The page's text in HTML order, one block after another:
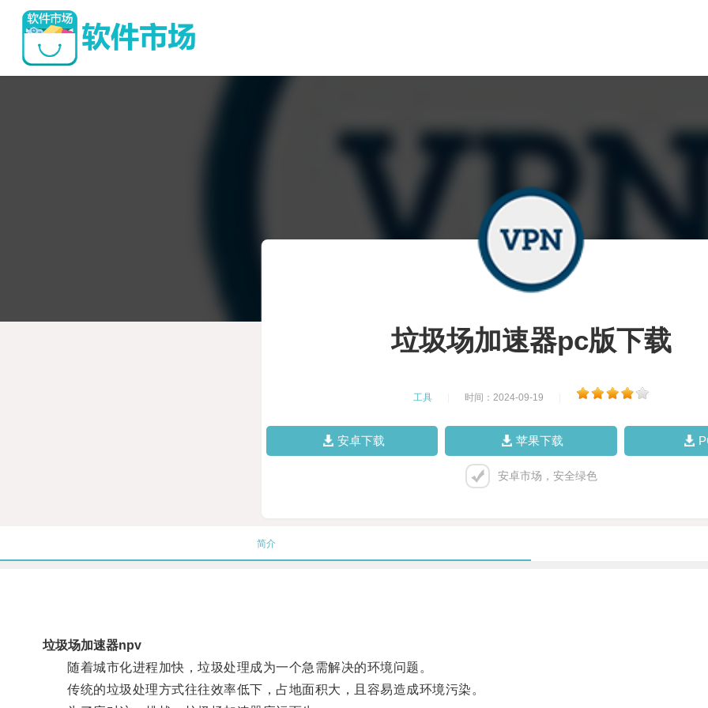
垃圾场加速器pc版下载
工具 时间：2024-09-19
安卓下载 苹果下载
安卓市场，安全绿色
简介
垃圾场加速器npv
随着城市化进程加快，垃圾处理成为一个急需解决的环境问题。
传统的垃圾处理方式往往效率低下，占地面积大，且容易造成环境污染。